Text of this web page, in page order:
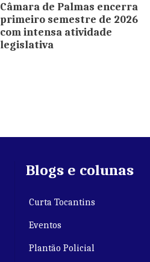
Câmara de Palmas encerra
primeiro semestre de 2026
com intensa atividade
legislativa
Blogs e colunas
Curta Tocantins
Eventos
Plantão Policial